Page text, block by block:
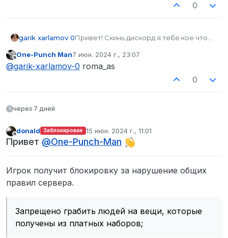
0
garik xarlamov 0Привет! Скинь дискорд я тебе кое что
Не в сети
One-Punch Man7 июн. 2024 г., 23:07
отредактировано
@garik-xarlamov-0 roma_as
0
через 7 дней
Не в сети
donald Заблокирован 15 июн. 2024 г., 11:01
отредактировано
Привет @One-Punch-Man
Игрок получит блокировку за нарушение общих
правил сервера.
Запрещено грабить людей на вещи, которые
получены из платных наборов;